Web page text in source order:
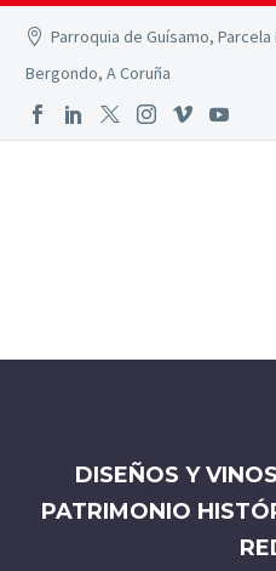
Parroquia de Guísamo,
Bergondo, A Coruña
DISEÑOS Y
PATRIMONIO